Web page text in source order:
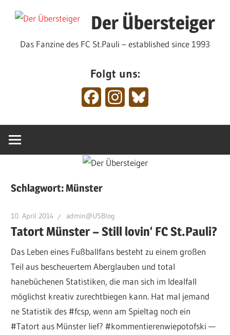
Inhalt
Der Übersteiger
Das Fanzine des FC St.Pauli – established since 1993
Folgt uns:
FacebookInstagram
Schlagwort:Münster
10. April 2014 admin@USBlog
Tatort Münster – Still lovin‘ FC St.Pauli?
Das Leben eines Fußballfans besteht zu einem großen
Teil aus bescheuertem Aberglauben und total
hanebüchenen Statistiken, die man sich im Idealfall
möglichst kreativ zurechtbiegen kann. Hat mal jemand
ne Statistik des #fcsp, wenn am Spieltag noch ein
#Tatort aus Münster lief? #kommentierenwiepotofski —